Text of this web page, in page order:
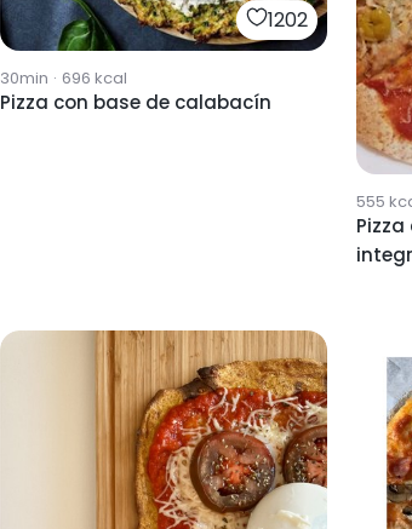
1202
30min · 696 kcal
Pizza con base de calabacín
555